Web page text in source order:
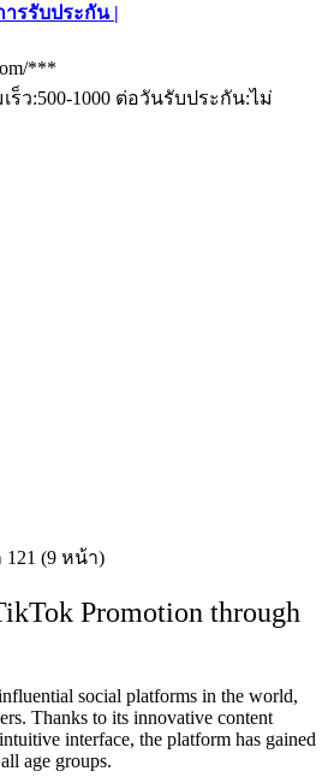
ารรับประกัน |
***
ร็ว:500-1000 ต่อวันรับประกัน:ไม่
121 (9 หน้า)
Promotion through
social platforms in the world,
Thanks to its innovative content
interface, the platform has gained
age groups.